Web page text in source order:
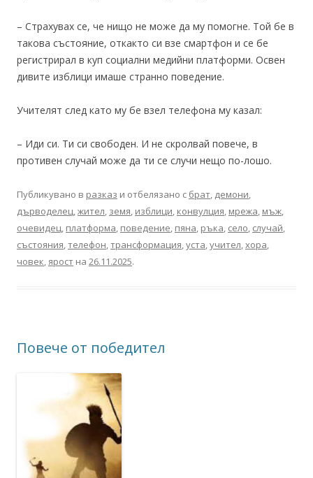
– Страхувах се, че нищо не може да му помогне. Той бе в
такова състояние, откакто си взе смартфон и се бе
регистрирал в куп социални медийни платформи. Освен
дивите изблици имаше странно поведение.
Учителят след като му бе взел телефона му казал:
– Иди си. Ти си свободен. И не скролвай повече, в
противен случай може да ти се случи нещо по-лошо.
Публикувано в разказ и отбелязано с брат, демони,
дърводелец,жител, земя, изблици, конвулция, мрежа, мъж,
очевидец, платформа, поведение, пяна, ръка, село, случай,
състояния,телефон,трансформация,уста,учител,хора,
човек,ярост на 26.11.2025.
Повече от победител